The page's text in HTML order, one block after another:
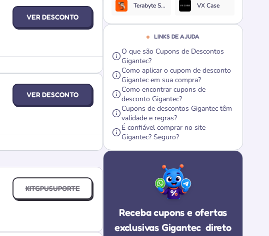
VER DESCONTO
VER DESCONTO
KITGPUSUPORTE
Terabyte Shop VX Case
LINKS DE AJUDA
O que são Cupons de Descontos
Gigantec?
Como aplicar o cupom de desconto
Gigantec em sua compra?
Como encontrar cupons de
desconto Gigantec?
Cupons de descontos Gigantec têm
validade e regras?
É confiável comprar no site
Gigantec? Seguro?
Receba cupons e ofertas
exclusivas Gigantec direto